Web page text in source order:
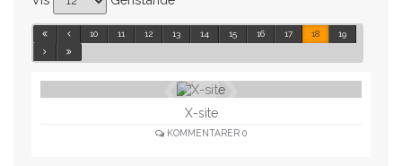
10 11 12 13 14 15 16 17 18 19
X-site
KOMMENTARER 0